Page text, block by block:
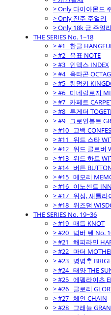
> Only 다이아몬드
> Only 진주 주얼리
> Only 18k 금 주얼리
THE SERIES No. 1~18
> #1_ 한글
> #2_ 음표 NOTE
> #3_ 인덱스 INDEX
> #4_ 옥타곤
> #5_ 킹덤키
> #6_ 미네랄로지
> #7_ 카페트
> #8_ 투게더
> #9_ 그로인볼트
> #10_ 고백
> #11_ 위드 스타
> #12_ 위드 클로버
> #13_ 위드 하트
> #14_ 버튼
> #15_ 메모리
> #16_ 이노센트
> #17_ 위성, 새틀라
> #18_ 위즈덤
THE SERIES No. 19~36
> #19_ 매듭 KNOT
> #20_ 넘버 텐 No.
> #21_ 해피라인
> #22_ 마더
> #23_ 명명추
> #24_ 태양 THE
> #25_ 에펠라이츠
> #26_ 글로리
> #27_ 체인 CHAIN
> #28_ 그래뉼